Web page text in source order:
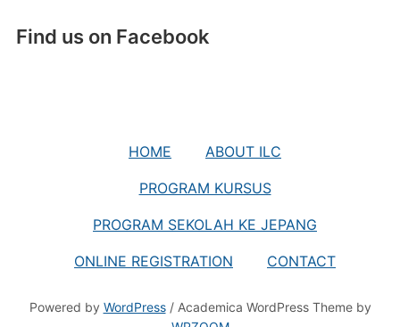
Find us on Facebook
HOME ABOUT ILC
PROGRAM KURSUS
PROGRAM SEKOLAH KE JEPANG
ONLINE REGISTRATION CONTACT
Powered by WordPress/ Academica WordPress Theme by